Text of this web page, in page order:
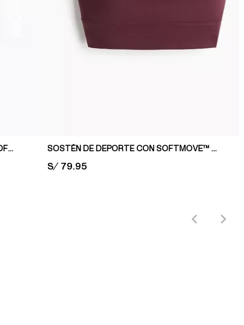
SOSTÉN DE DEPORTE CON COOL HANDFEEL DRYMOVE™ SOSTÉN DE DEPORTE CON SOFTMOVE™ MEDIUM SUPPORT
PRICE:
S/ 79.95